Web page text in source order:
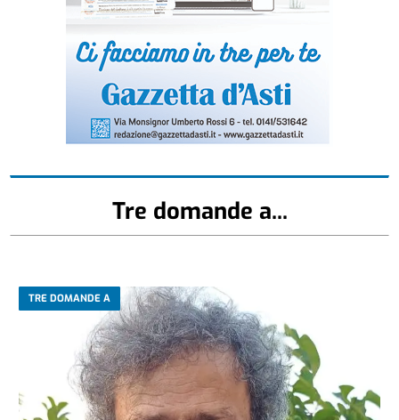
Tre domande a...
TRE DOMANDE A